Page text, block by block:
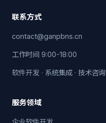
联系方式
contact@ganpbns.cn
工作时间 9:00-18:00
软件开发 · 系统集成 · 技术咨询
服务领域